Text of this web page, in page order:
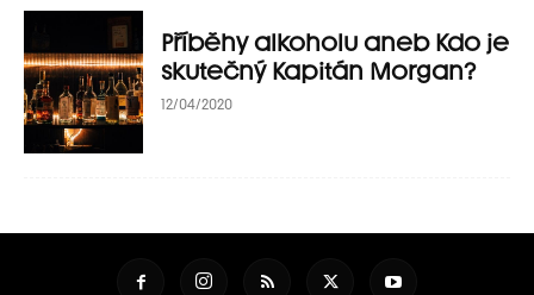
Příběhy alkoholu aneb Kdo je
skutečný Kapitán Morgan?
12/04/2020